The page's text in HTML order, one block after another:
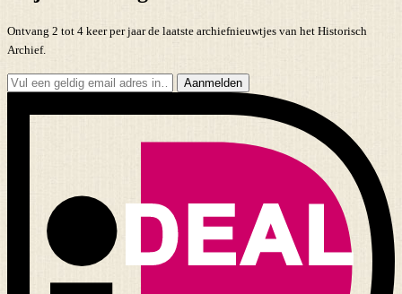
Ontvang 2 tot 4 keer per jaar de laatste archiefnieuwtjes van het Historisch
Archief.
Aanmelden